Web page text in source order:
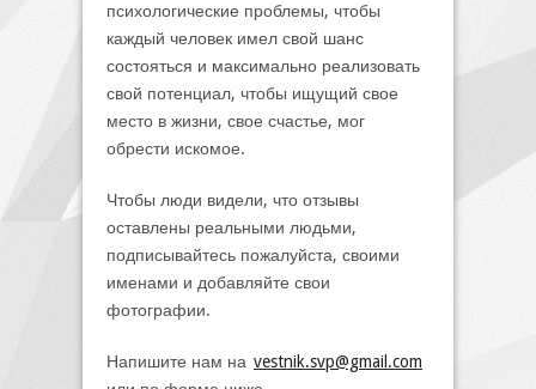
психологические проблемы, чтобы
каждый человек имел свой шанс
состояться и максимально реализовать
свой потенциал, чтобы ищущий свое
место в жизни, свое счастье, мог
обрести искомое.
Чтобы люди видели, что отзывы
оставлены реальными людьми,
подписывайтесь пожалуйста, своими
именами и добавляйте свои
фотографии.
Напишите нам на vestnik.svp@gmail.com